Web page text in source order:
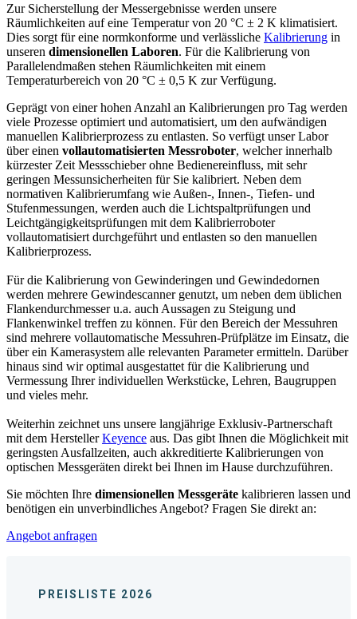
Zur Sicherstellung der Messergebnisse werden unsere
Räumlichkeiten auf eine Temperatur von 20 °C ± 2 K klimatisiert.
Dies sorgt für eine normkonforme und verlässliche Kalibrierung in
unseren dimensionellen Laboren. Für die Kalibrierung von
Parallelendmaßen stehen Räumlichkeiten mit einem
Temperaturbereich von 20 °C ± 0,5 K zur Verfügung.
Geprägt von einer hohen Anzahl an Kalibrierungen pro Tag werden
viele Prozesse optimiert und automatisiert, um den aufwändigen
manuellen Kalibrierprozess zu entlasten. So verfügt unser Labor
über einen vollautomatisierten Messroboter, welcher innerhalb
kürzester Zeit Messschieber ohne Bedienereinfluss, mit sehr
geringen Messunsicherheiten für Sie kalibriert. Neben dem
normativen Kalibrierumfang wie Außen-, Innen-, Tiefen- und
Stufenmessungen, werden auch die Lichtspaltprüfungen und
Leichtgängigkeitsprüfungen mit dem Kalibrierroboter
vollautomatisiert durchgeführt und entlasten so den manuellen
Kalibrierprozess.
Für die Kalibrierung von Gewinderingen und Gewindedornen
werden mehrere Gewindescanner genutzt, um neben dem üblichen
Flankendurchmesser u.a. auch Aussagen zu Steigung und
Flankenwinkel treffen zu können. Für den Bereich der Messuhren
sind mehrere vollautomatische Messuhren-Prüfplätze im Einsatz, die
über ein Kamerasystem alle relevanten Parameter ermitteln. Darüber
hinaus sind wir optimal ausgestattet für die Kalibrierung und
Vermessung Ihrer individuellen Werkstücke, Lehren, Baugruppen
und vieles mehr.
Weiterhin zeichnet uns unsere langjährige Exklusiv-Partnerschaft
mit dem HerstellerKeyence aus. Das gibt Ihnen die Möglichkeit mit
geringsten Ausfallzeiten, auch akkreditierte Kalibrierungen von
optischen Messgeräten direkt bei Ihnen im Hause durchzuführen.
Sie möchten Ihre dimensionellen Messgeräte kalibrieren lassen und
benötigen ein unverbindliches Angebot? Fragen Sie direkt an:
Angebot anfragen
PREISLISTE 2026